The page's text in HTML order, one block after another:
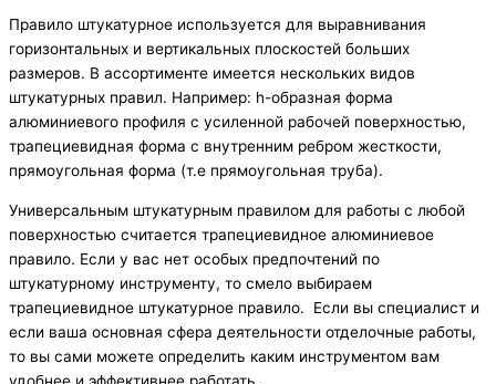
Правило штукатурное используется для выравнивания
горизонтальных и вертикальных плоскостей больших
размеров. В ассортименте имеется нескольких видов
штукатурных правил. Например: h-образная форма
алюминиевого профиля с усиленной рабочей поверхностью,
трапециевидная форма с внутренним ребром жесткости,
прямоугольная форма (т.е прямоугольная труба).
Универсальным штукатурным правилом для работы с любой
поверхностью считается трапециевидное алюминиевое
правило. Если у вас нет особых предпочтений по
штукатурному инструменту, то смело выбираем
трапециевидное штукатурное правило. Если вы специалист и
если ваша основная сфера деятельности отделочные работы,
то вы сами можете определить каким инструментом вам